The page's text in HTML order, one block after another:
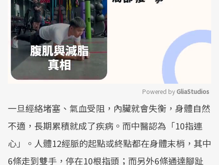
Mute
Powered by GliaStudios
一旦經絡堵塞、氣血受阻，內臟就會失衡，身體自然
不適，長期累積就成了疾病。而中醫認為「10指連
心」。人體12經脈的起點或終點都在身體末梢，其中
6條走到雙手，停在10根指頭；而另外6條通達腳趾